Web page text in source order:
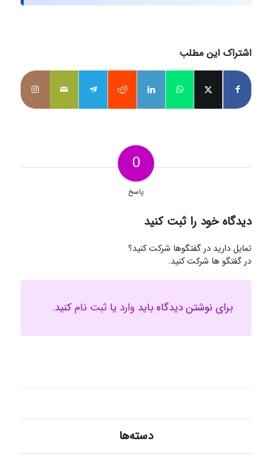
اشتراک این مطلب
0
پاسخ
دیدگاه خود را ثبت کنید
تمایل دارید در گفتگوها شرکت کنید؟
در گفتگو ها شرکت کنید.
برای نوشتن دیدگاه باید وارد یا ثبت نامکنید.
دسته‌ها